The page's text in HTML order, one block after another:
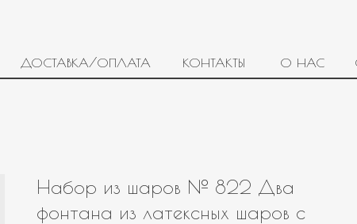
ДОСТАВКА/ОПЛАТА КОНТАКТЫ О НАС
Набор из шаров № 822 Два
фонтана из латексных шаров с